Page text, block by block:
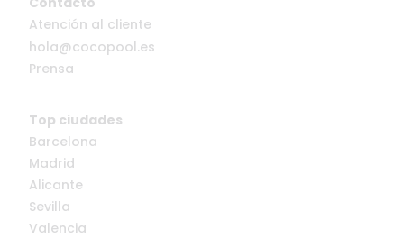
Atención al cliente
hola@cocopool.es
Prensa
Top ciudades
Barcelona
Madrid
Alicante
Sevilla
Valencia